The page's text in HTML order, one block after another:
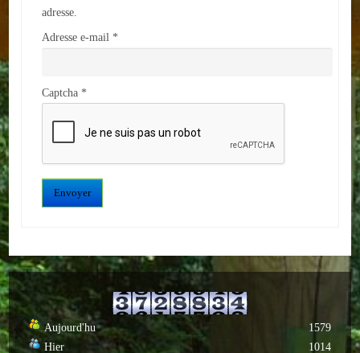
Adresses/Téléphone
Santé
Arrêtes en cours
ECOLES
Ecole publique
Ecole privée
adresse.
Adresse e-mail *
Captcha *
Envoyer
Aujourd'hu
Hier
1579
1014